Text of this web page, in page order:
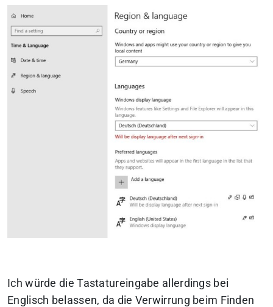
Ich würde die Tastatureingabe allerdings bei
Englisch belassen, da die Verwirrung beim Finden